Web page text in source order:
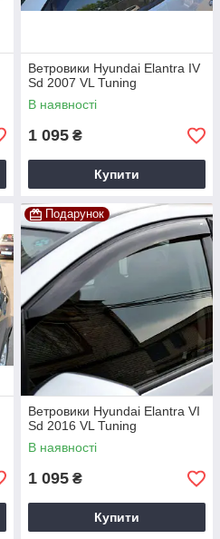
Ветровики Hyundai Elantra IV
Sd 2007 VL Tuning
В наявності
1 095 ₴
Купити
Подарунок
Ветровики Hyundai Elantra VI
Sd 2016 VL Tuning
В наявності
1 095 ₴
Купити